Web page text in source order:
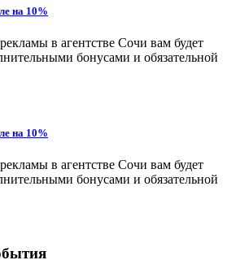
на 10%
в агентстве Сочи вам будет
бонусами и обязательной
на 10%
в агентстве Сочи вам будет
бонусами и обязательной